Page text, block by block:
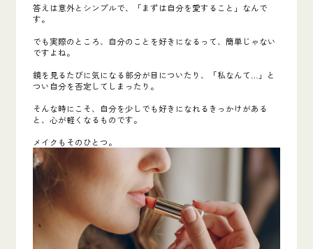
答えは意外とシンプルで、「まずは自分を愛すること」なんで
す。
でも実際のところ、自分のことを好きになるって、簡単じゃない
ですよね。
鏡を見るたびに気になる部分が目についたり、「私なんて…」と
つい自分を否定してしまったり。
そんな時にこそ、自分を少しでも好きになれるきっかけがある
と、心が軽くなるものです。
メイクもそのひとつ。